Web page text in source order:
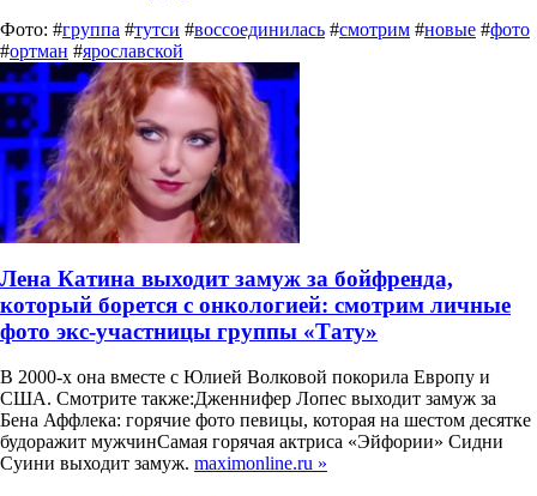
Фото: #группа #тутси #воссоединилась #смотрим #новые #фото
#ортман #ярославской
Лена Катина выходит замуж за бойфренда,
который борется с онкологией: смотрим личные
фото экс-участницы группы «Тату»
В 2000-х она вместе с Юлией Волковой покорила Европу и
США. Смотрите также:Дженнифер Лопес выходит замуж за
Бена Аффлека: горячие фото певицы, которая на шестом десятке
будоражит мужчинСамая горячая актриса «Эйфории» Сидни
Суини выходит замуж. maximonline.ru »